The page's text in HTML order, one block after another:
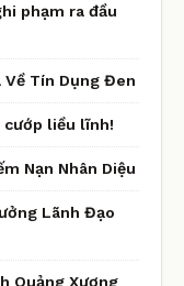
phạm ra đầu
Về Tín Dụng Đen
cướp liều lĩnh!
Nạn Nhân Diệu
Lãnh Đạo
Quảng Xương